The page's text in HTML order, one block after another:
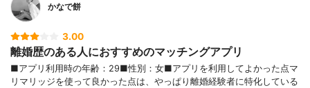
かなで餅
3.00
離婚歴のある人におすすめのマッチングアプリ
■アプリ利用時の年齢：29■性別：女■アプリを利用してよかった点マ
リマリッジを使って良かった点は、やっぱり離婚経験者に特化している